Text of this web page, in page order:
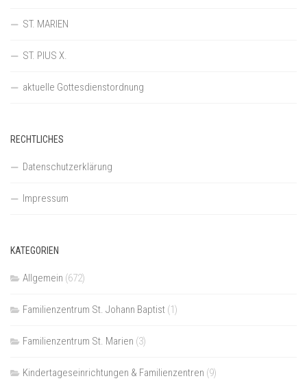
ST. MARIEN
ST. PIUS X.
aktuelle Gottesdienstordnung
RECHTLICHES
Datenschutzerklärung
Impressum
KATEGORIEN
Allgemein (672)
Familienzentrum St. Johann Baptist (1)
Familienzentrum St. Marien (3)
Kindertageseinrichtungen & Familienzentren (9)